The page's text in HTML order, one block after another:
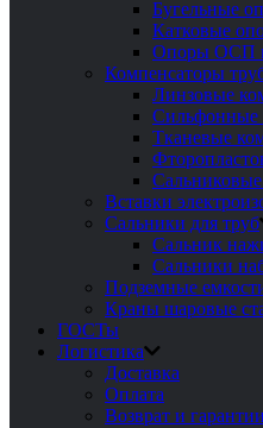
Бугельные
Катковые
Опоры ОСП
Компенсаторы
Линзовые
Сильфонные
Тканевые
Вставки
Сальники для труб
Сальник
Сальники
Подземные
Краны шаровые
ГОСТы
Логистика
Доставка
Оплата
Возврат и гарантии